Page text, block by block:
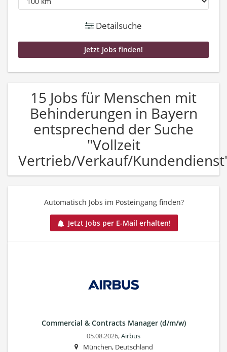
Detailsuche
15 Jobs für Menschen mit
Behinderungen in Bayern
entsprechend der Suche
"Vollzeit
Vertrieb/Verkauf/
Automatisch Jobs im Posteingang finden?
Jetzt Jobs per E-Mail erhalten!
Commercial & Contracts Manager (d/m/w)
05.08.2026,Airbus
München, Deutschland